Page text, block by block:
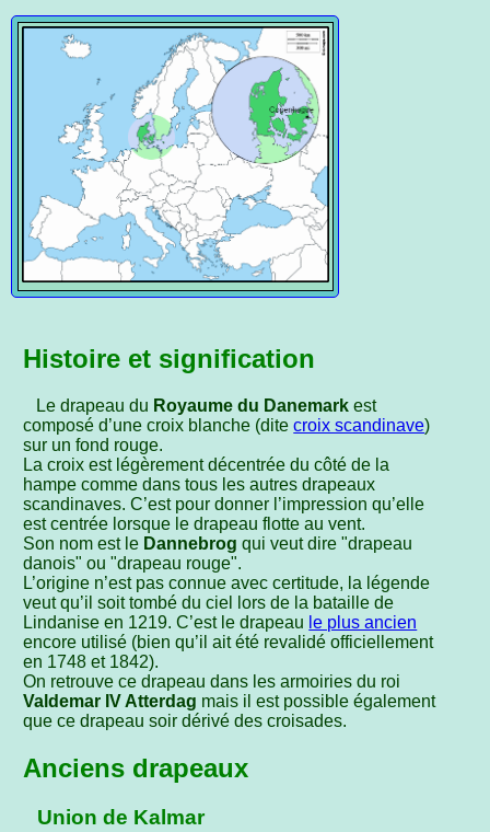
Histoire et signification
Le drapeau du Royaume du Danemarkest
composé d’une croix blanche (ditecroix scandinave)
sur un fond rouge.
La croix est légèrement décentrée du côté de la
hampe comme dans tous les autres drapeaux
scandinaves. C’est pour donner l’impression qu’elle
est centrée lorsque le drapeau flotte au vent.
Son nom est le Dannebrog qui veut dire "drapeau
danois" ou "drapeau rouge".
L’origine n’est pas connue avec certitude, la légende
veut qu’il soit tombé du ciel lors de la bataille de
Lindanise en 1219. C’est le drapeau le plus ancien
encore utilisé (bien qu’il ait été revalidé officiellement
en 1748 et 1842).
On retrouve ce drapeau dans les armoiries du roi
Valdemar IV Atterdag mais il est possible également
que ce drapeau soir dérivé des croisades.
Anciens drapeaux
Union de Kalmar